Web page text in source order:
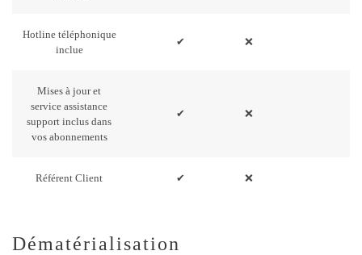
Hotline téléphonique
inclue
✔ ❌
Mises à jour et
service assistance
support inclus dans
vos abonnements
✔ ❌
Référent Client ✔ ❌
Dématérialisation